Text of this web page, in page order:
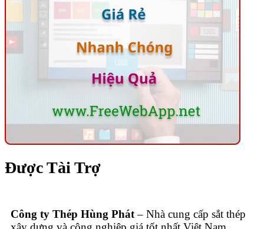
Được Tài Trợ
Công ty Thép Hùng Phát– Nhà cung cấp sắt thép